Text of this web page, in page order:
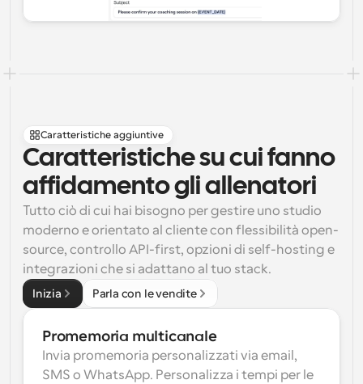
Caratteristiche aggiuntive
Caratteristiche su cui fanno
affidamento gli allenatori
Tutto ciò di cui hai bisogno per gestire uno studio
moderno e orientato al cliente con flessibilità open-
source, controllo API-first, opzioni di self-hosting e
integrazioni che si adattano al tuo stack.
Inizia Parla con le vendite
Promemoria multicanale
Invia promemoria personalizzati via email,
SMS o WhatsApp. Personalizza i tempi per le